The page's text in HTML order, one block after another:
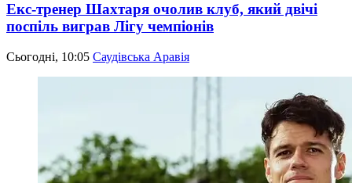
Екс-тренер Шахтаря очолив клуб, який двічі
поспіль виграв Лігу чемпіонів
Сьогодні, 10:05 Саудівська Аравія